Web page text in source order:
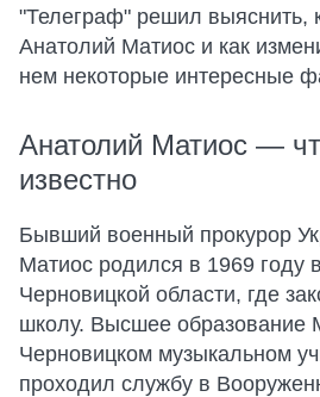
"Телеграф" решил выяснить,
Анатолий Матиос и как
нем некоторые интересные
Анатолий Матиос —
известно
Бывший военный прокурор
Матиос родился в 1969 году
Черновицкой области, где
школу. Высшее образование
Черновицком музыкальном
проходил службу в